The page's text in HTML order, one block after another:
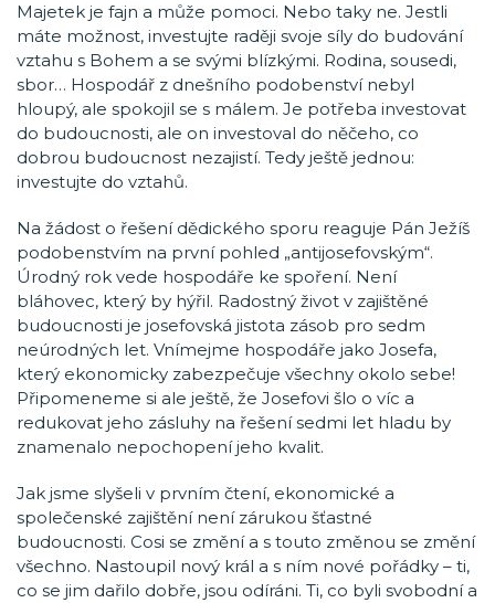
Majetek je fajn a může pomoci. Nebo taky ne. Jestli
máte možnost, investujte raději svoje síly do budování
vztahu s Bohem a se svými blízkými. Rodina, sousedi,
sbor… Hospodář z dnešního podobenství nebyl
hloupý, ale spokojil se s málem. Je potřeba investovat
do budoucnosti, ale on investoval do něčeho, co
dobrou budoucnost nezajistí. Tedy ještě jednou:
investujte do vztahů.
Na žádost o řešení dědického sporu reaguje Pán Ježíš
podobenstvím na první pohled „antijosefovským“.
Úrodný rok vede hospodáře ke spoření. Není
bláhovec, který by hýřil. Radostný život v zajištěné
budoucnosti je josefovská jistota zásob pro sedm
neúrodných let. Vnímejme hospodáře jako Josefa,
který ekonomicky zabezpečuje všechny okolo sebe!
Připomeneme si ale ještě, že Josefovi šlo o víc a
redukovat jeho zásluhy na řešení sedmi let hladu by
znamenalo nepochopení jeho kvalit.
Jak jsme slyšeli v prvním čtení, ekonomické a
společenské zajištění není zárukou šťastné
budoucnosti. Cosi se změní a s touto změnou se změní
všechno. Nastoupil nový král a s ním nové pořádky – ti,
co se jim dařilo dobře, jsou odíráni. Ti, co byli svobodní a